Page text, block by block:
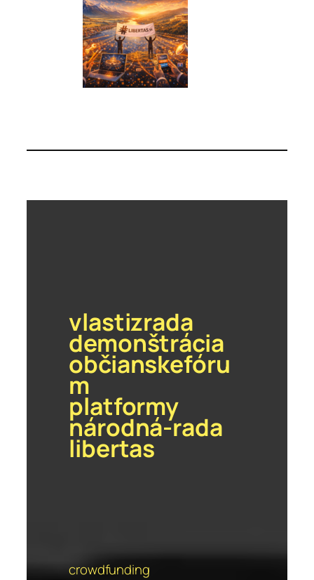
vlastizrada
demonštrácia
občianskefóru
m
platformy
národná-rada
libertas
crowdfunding